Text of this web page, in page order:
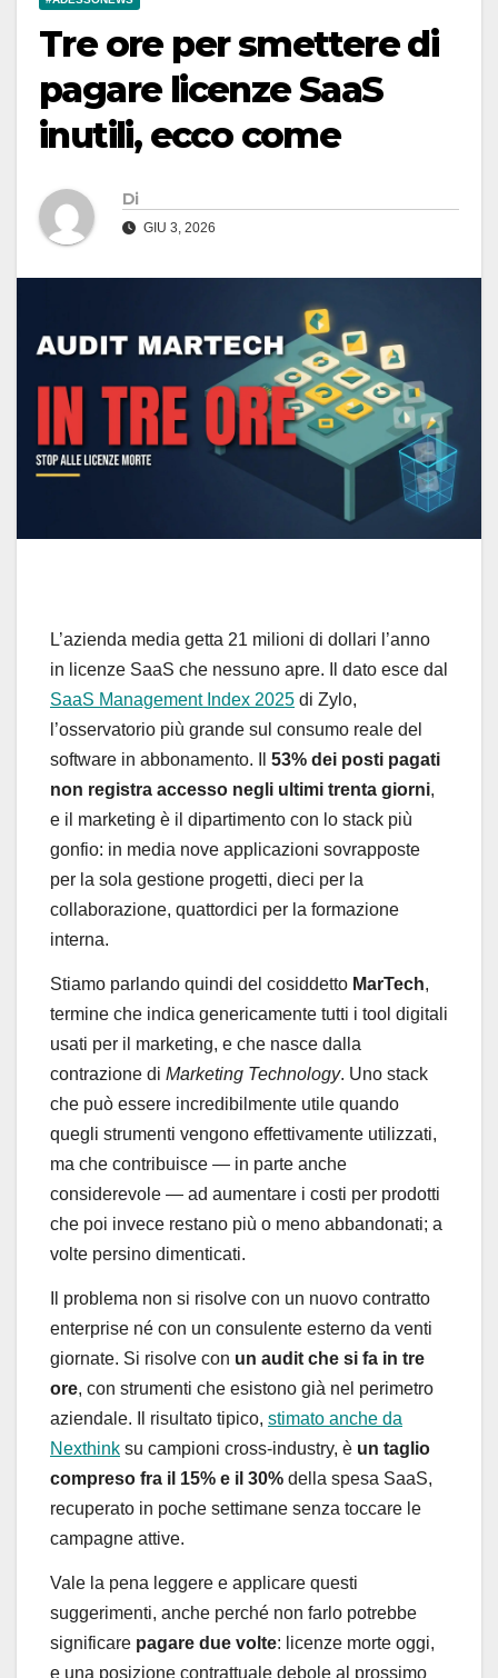
Tre ore per smettere di
pagare licenze SaaS
inutili, ecco come
Di
GIU 3, 2026
L’azienda media getta 21 milioni di dollari l’anno
in licenze SaaS che nessuno apre. Il dato esce dal
SaaS Management Index 2025 di Zylo,
l’osservatorio più grande sul consumo reale del
software in abbonamento. Il 53% dei posti pagati
non registra accesso negli ultimi trenta giorni,
e il marketing è il dipartimento con lo stack più
gonfio: in media nove applicazioni sovrapposte
per la sola gestione progetti, dieci per la
collaborazione, quattordici per la formazione
interna.
Stiamo parlando quindi del cosiddetto MarTech,
termine che indica genericamente tutti i tool digitali
usati per il marketing, e che nasce dalla
contrazione di Marketing Technology. Uno stack
che può essere incredibilmente utile quando
quegli strumenti vengono effettivamente utilizzati,
ma che contribuisce — in parte anche
considerevole — ad aumentare i costi per prodotti
che poi invece restano più o meno abbandonati; a
volte persino dimenticati.
Il problema non si risolve con un nuovo contratto
enterprise né con un consulente esterno da venti
giornate. Si risolve con un audit che si fa in tre
ore, con strumenti che esistono già nel perimetro
aziendale. Il risultato tipico, stimato anche da
Nexthink su campioni cross-industry, è un taglio
compreso fra il 15% e il 30% della spesa SaaS,
recuperato in poche settimane senza toccare le
campagne attive.
Vale la pena leggere e applicare questi
suggerimenti, anche perché non farlo potrebbe
significare pagare due volte: licenze morte oggi,
e una posizione contrattuale debole al prossimo